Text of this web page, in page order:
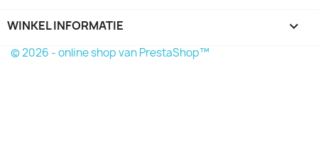
WINKEL INFORMATIE keyboard_arrow_down
© 2026 - online shop van PrestaShop™